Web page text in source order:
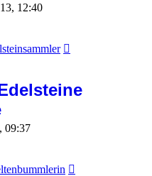
12:40
09:37